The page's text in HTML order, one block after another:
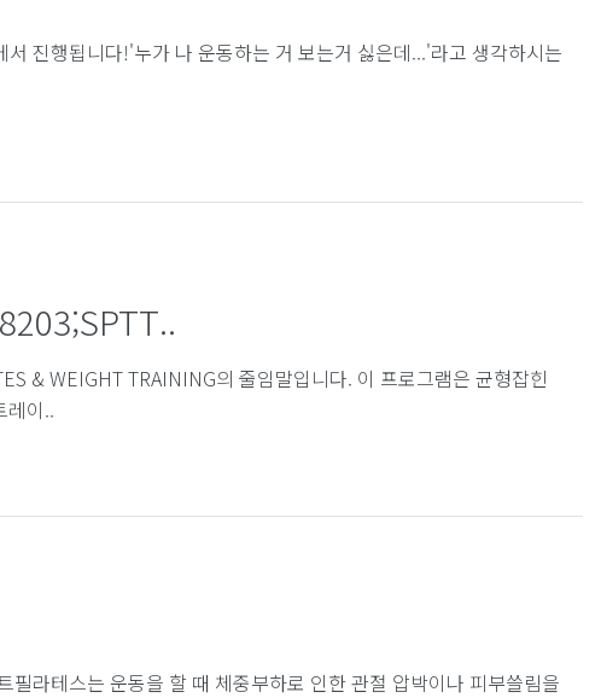
진행됩니다!'누가 나 운동하는 거 보는거 싫은데...'라고 생각하시는
& WEIGHT TRAINING의 줄임말입니다. 이 프로그램은 균형잡힌
레이..
라테스는 운동을 할 때 체중부하로 인한 관절 압박이나 피부쓸림을